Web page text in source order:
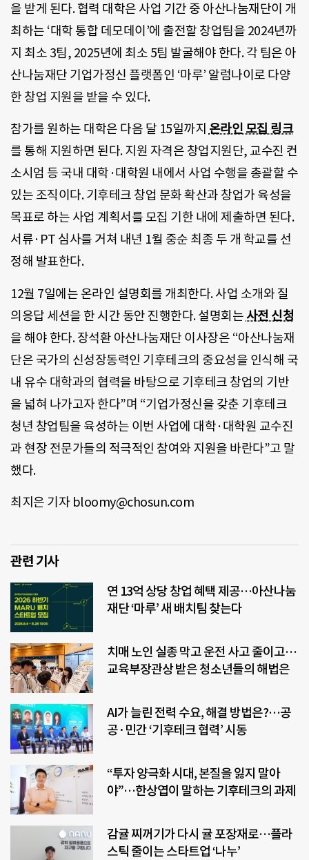
을 받게 된다. 협력 대학은 사업 기간 중 아산나눔재단이 개
최하는 ‘대학 통합 데모데이’에 출전할 창업팀을 2024년까
지 최소 3팀, 2025년에 최소 5팀 발굴해야 한다. 각 팀은 아
산나눔재단 기업가정신 플랫폼인 ‘마루’ 알럼나이로 다양
한 창업 지원을 받을 수 있다.
참가를 원하는 대학은 다음 달 15일까지 온라인 모집 링크
를 통해 지원하면 된다. 지원 자격은 창업지원단, 교수진 컨
소시엄 등 국내 대학·대학원 내에서 사업 수행을 총괄할 수
있는 조직이다. 기후테크 창업 문화 확산과 창업가 육성을
목표로 하는 사업 계획서를 모집 기한 내에 제출하면 된다.
서류·PT 심사를 거쳐 내년 1월 중순 최종 두 개 학교를 선
정해 발표한다.
12월 7일에는 온라인 설명회를 개최한다. 사업 소개와 질
의응답 세션을 한 시간 동안 진행한다. 설명회는사전 신청
을 해야 한다. 장석환 아산나눔재단 이사장은 “아산나눔재
단은 국가의 신성장동력인 기후테크의 중요성을 인식해 국
내 유수 대학과의 협력을 바탕으로 기후테크 창업의 기반
을 넓혀 나가고자 한다”며 “기업가정신을 갖춘 기후테크
청년 창업팀을 육성하는 이번 사업에 대학·대학원 교수진
과 현장 전문가들의 적극적인 참여와 지원을 바란다”고 말
했다.
최지은 기자 bloomy@chosun.com
관련 기사
연 13억 상당 창업 혜택 제공…아산나눔
재단 ‘마루’ 새 배치팀 찾는다
치매 노인 실종 막고 운전 사고 줄이고…
교육부장관상 받은 청소년들의 해법은
AI가 늘린 전력 수요, 해결 방법은?…공
공·민간 ‘기후테크 협력’ 시동
“투자 양극화 시대, 본질을 잃지 말아
야”…한상엽이 말하는 기후테크의 과제
감귤 찌꺼기가 다시 귤 포장재로…플라
스틱 줄이는 스타트업 ‘나누’